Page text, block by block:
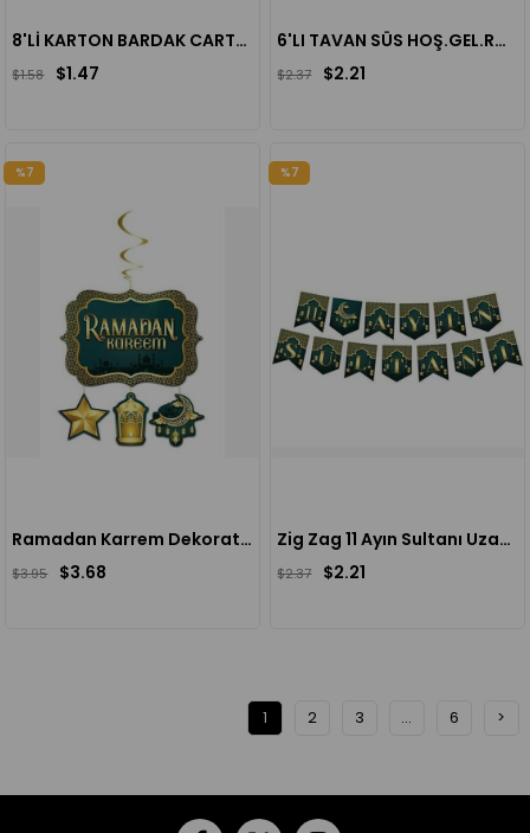
8'Lİ KARTON BARDAK CARTOON RAMAZAN
$1.47
$1.58
6'LI TAVAN SÜS HOŞ.GEL.RAMAZAN
$2.21
$2.37
Ramadan Karrem Dekoratif Süs(Ramazan Süsü)
$3.68
$3.95
%7
Zig Zag 11 Ayın Sultanı Uzar Süs(Ramazan dekor)
$2.21
$2.37
%7
1 2 3 ... 6 >